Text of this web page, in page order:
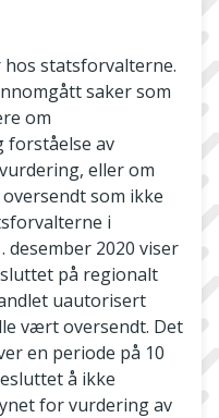
statsforvalterne.
saker som
om
av
eller om
som ikke
i
desember 2020 viser
på regionalt
uautorisert
vært oversendt. Det
en periode på 10
å ikke
for vurdering av